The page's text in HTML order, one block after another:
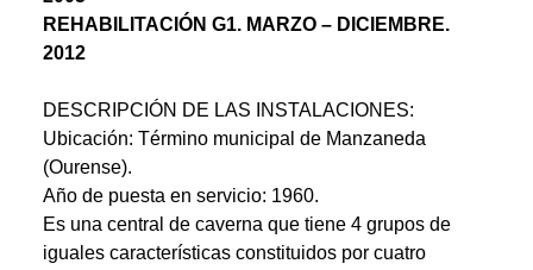
REHABILITACIÓN G1. MARZO – DICIEMBRE.
2012
DESCRIPCIÓN DE LAS INSTALACIONES:
Ubicación: Término municipal de Manzaneda
(Ourense).
Año de puesta en servicio: 1960.
Es una central de caverna que tiene 4 grupos de
iguales características constituidos por cuatro